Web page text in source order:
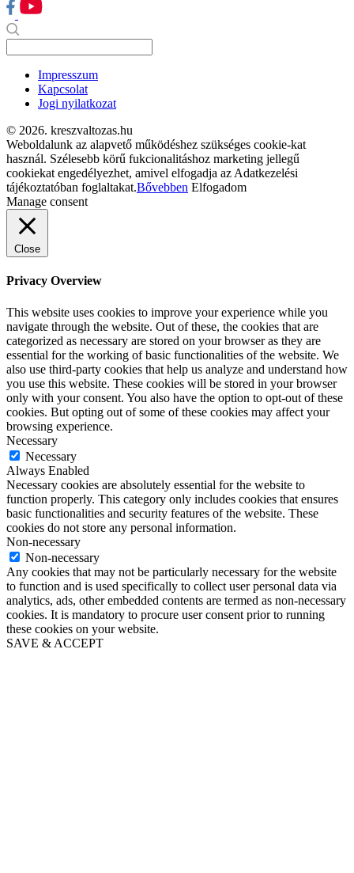
Impresszum
Kapcsolat
Jogi nyilatkozat
© 2026. kreszvaltozas.hu
Weboldalunk az alapvető működéshez szükséges cookie-kat
használ. Szélesebb körű fukcionalitáshoz marketing jellegű
cookiekat engedélyezhet, amivel elfogadja az Adatkezelési
tájékoztatóban foglaltakat.Bővebben Elfogadom
Manage consent
Close
Privacy Overview
This website uses cookies to improve your experience while you
navigate through the website. Out of these, the cookies that are
categorized as necessary are stored on your browser as they are
essential for the working of basic functionalities of the website. We
also use third-party cookies that help us analyze and understand how
you use this website. These cookies will be stored in your browser
only with your consent. You also have the option to opt-out of these
cookies. But opting out of some of these cookies may affect your
browsing experience.
Necessary
Necessary
Always Enabled
Necessary cookies are absolutely essential for the website to
function properly. This category only includes cookies that ensures
basic functionalities and security features of the website. These
cookies do not store any personal information.
Non-necessary
Non-necessary
Any cookies that may not be particularly necessary for the website
to function and is used specifically to collect user personal data via
analytics, ads, other embedded contents are termed as non-necessary
cookies. It is mandatory to procure user consent prior to running
these cookies on your website.
SAVE & ACCEPT